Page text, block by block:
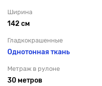
Ширина
142 см
Гладкокрашенные
Однотонная ткань
Метраж в рулоне
30 метров